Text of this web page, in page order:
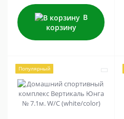
В
корзину
Популярный